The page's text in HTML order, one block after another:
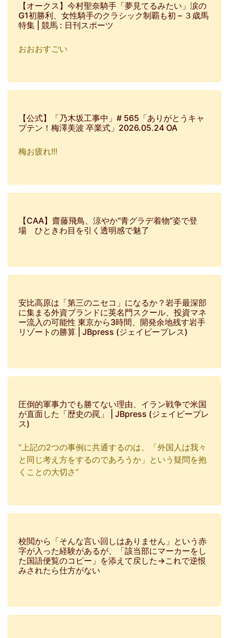
【オークス】今村聖奈騎手「夢見てるみたい」涙の
G1初勝利、女性騎手のクラシック制覇も初 – ３歳馬
特集 | 競馬 : 日刊スポーツ
おおおすごい
【公式】「乃木坂工事中」# 565「ありがとうキャ
プテン！梅澤美波 卒業式」2026.05.24 OA
梅お疲れ!!!
【CAA】齋藤飛鳥、涼やか“青グラデ着物”姿で登
場 ひときわ目を引く透明感で魅了
安比高原は「第三のニセコ」になるか？岩手最深部
に集まる外資ブランドに英名門スクール、投資マネ
ー流入の可能性 東京から3時間、開発余地残す岩手
リゾートの勝算 | JBpress (ジェイビープレス)
圧倒的軍事力でも勝てない理由、イラン戦争で米国
が直面した「歴史の罠」 | JBpress (ジェイビープレ
ス)
“上記の2つの事例に共通するのは、「外国人は我々
と同じ考え方をするのであろうか」という疑問を抱
くことの大切さ”
校閲から「そんな言い回しはありません」という赤
字が入った経験があるが、「該当部にマーカーをし
た国語便覧のコピー」を添えて戻した→これで逆恨
みされたら仕方がない